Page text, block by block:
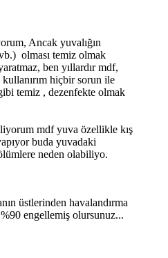
Ancak yuvalığın
olması temiz olmak
ben yıllardır mdf,
hiçbir sorun ile
temiz , dezenfekte olmak
mdf yuva özellikle kış
buda yuvadaki
neden olabiliyo.
üstlerinden havalandırma
engellemiş olursunuz...